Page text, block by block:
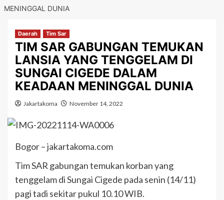
MENINGGAL DUNIA
Daerah Tim Sar
TIM SAR GABUNGAN TEMUKAN
LANSIA YANG TENGGELAM DI
SUNGAI CIGEDE DALAM
KEADAAN MENINGGAL DUNIA
Jakartakoma November 14, 2022
Bogor – jakartakoma.com
Tim SAR gabungan temukan korban yang
tenggelam di Sungai Cigede pada senin (14/11)
pagi tadi sekitar pukul 10.10 WIB.